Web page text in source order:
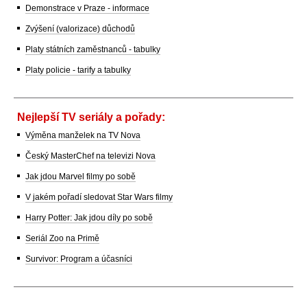
Demonstrace v Praze - informace
Zvýšení (valorizace) důchodů
Platy státních zaměstnanců - tabulky
Platy policie - tarify a tabulky
Nejlepší TV seriály a pořady:
Výměna manželek na TV Nova
Český MasterChef na televizi Nova
Jak jdou Marvel filmy po sobě
V jakém pořadí sledovat Star Wars filmy
Harry Potter: Jak jdou díly po sobě
Seriál Zoo na Primě
Survivor: Program a účasníci